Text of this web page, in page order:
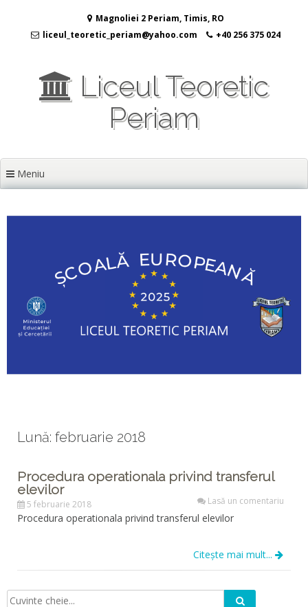
conținut
Magnoliei 2 Periam, Timis, RO
liceul_teoretic_periam@yahoo.com
+40 256 375 024
Liceul Teoretic
Periam
Meniu
Lună: februarie 2018
Procedura operationala privind transferul
elevilor
5 februarie 2018 Lasă un comentariu
Procedura operationala privind transferul elevilor
Citește mai mult...